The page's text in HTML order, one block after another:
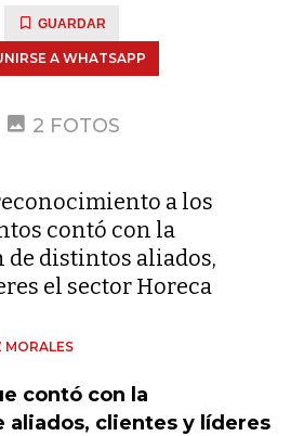
GUARDAR
A WHATSAPP
2 FOTOS
a los
contó con la
distintos aliados,
el sector Horeca
MORALES
contó con la
aliados, clientes y líderes